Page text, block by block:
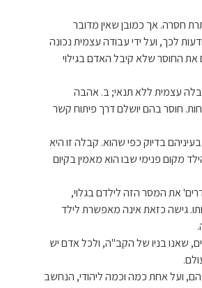
חסרה. אך כמובן שאין מדובר
לכך, ועל ידי עבודה עצמית נכונה
את החוסר שלא קיבל האדם בגילוי
עצמית ללא תנאי; ב. אהבה
חוסר בהם יושלם דרך פיתוח קשר
בדיוק כפי שהוא. קבלה זו היא
מקום פנימי שבו הוא מאמין בקיום
את המסר הזה לילדם בגלוי,
גישה כזאת אינה מאפשרת לילד
שאנו בניו של הקב"ה, ולכל אדם יש
ועל אחת כמה וכמה ליהודי, הנחשב